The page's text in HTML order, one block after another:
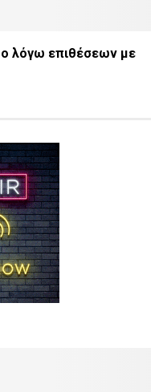
λόγω επιθέσεων με